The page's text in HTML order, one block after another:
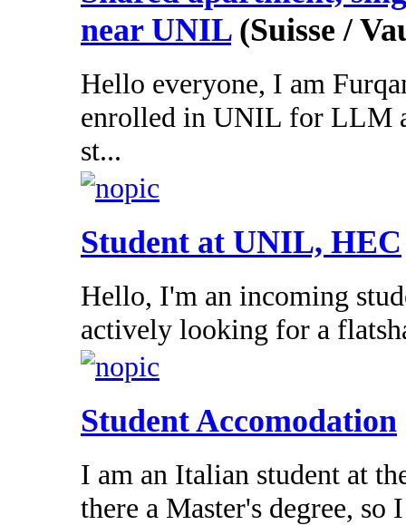
near UNIL (Suisse /
Hello everyone, I am
enrolled in UNIL for LLM
st...
Student at UNIL, HEC
Hello, I'm an incoming
actively looking for a
Student Accomodation
I am an Italian student at
there a Master's degree, so